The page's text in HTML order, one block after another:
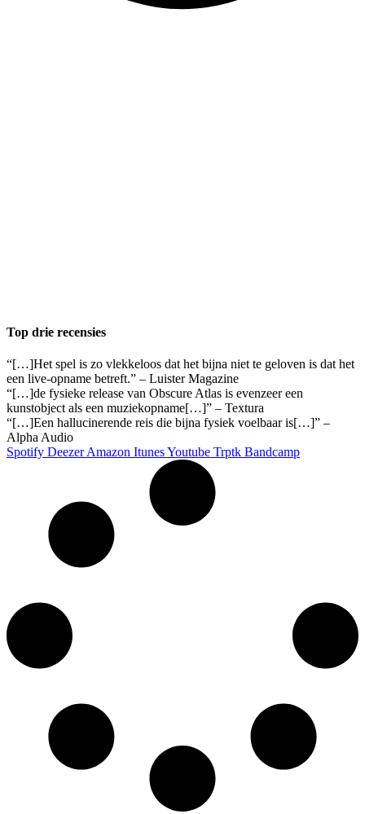
Top drie recensies
“[…]Het spel is zo vlekkeloos dat het bijna niet te geloven is dat het
een live-opname betreft.” – Luister Magazine
“[…]de fysieke release van Obscure Atlas is evenzeer een
kunstobject als een muziekopname[…]” – Textura
“[…]Een hallucinerende reis die bijna fysiek voelbaar is[…]” –
Alpha Audio
Spotify Deezer Amazon ItunesYoutube Trptk Bandcamp